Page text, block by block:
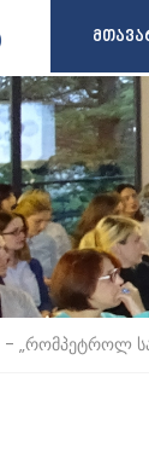
- „რომპეტროლ